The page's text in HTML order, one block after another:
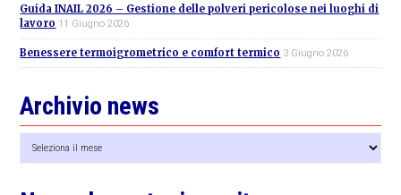
Guida INAIL 2026 – Gestione delle polveri pericolose nei luoghi di
lavoro 11 Giugno 2026
Benessere termoigrometrico e comfort termico 3 Giugno 2026
Archivio news
news